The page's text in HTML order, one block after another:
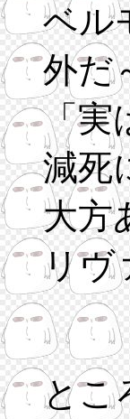
ベル
外だ
「実
減死
大方
リヴ
とこ